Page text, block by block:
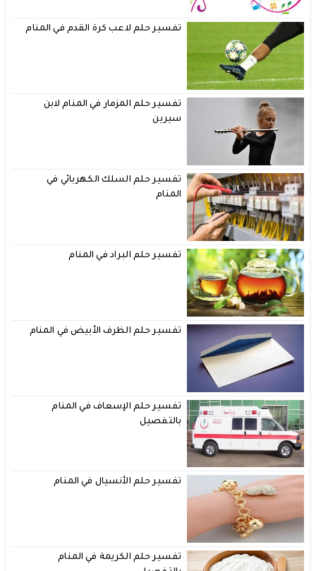
تفسير حلم لاعب كرة القدم في المنام
تفسير حلم المزمار في المنام لابن
سيرين
تفسير حلم السلك الكهربائي في
المنام
تفسير حلم البراد في المنام
تفسير حلم الظرف الأبيض في المنام
تفسير حلم الإسعاف في المنام
بالتفصيل
تفسير حلم الأنسيال في المنام
تفسير حلم الكريمة في المنام